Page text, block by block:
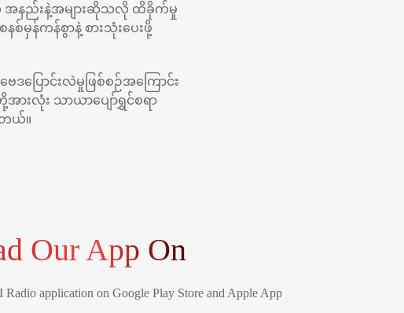
ကို အနည်းနဲ့အများဆိုသလို ထိခိုက်မှု
မှန်ကန်စွာနဲ့ စားသုံးပေးဖို့
ပြောင်းလဲမှုဖြစ်စဉ်အကြောင်း
းလုံး သာယာပျော်ရွှင်စရာ
တယ်။
Our App On
application on Google Play Store and Apple App